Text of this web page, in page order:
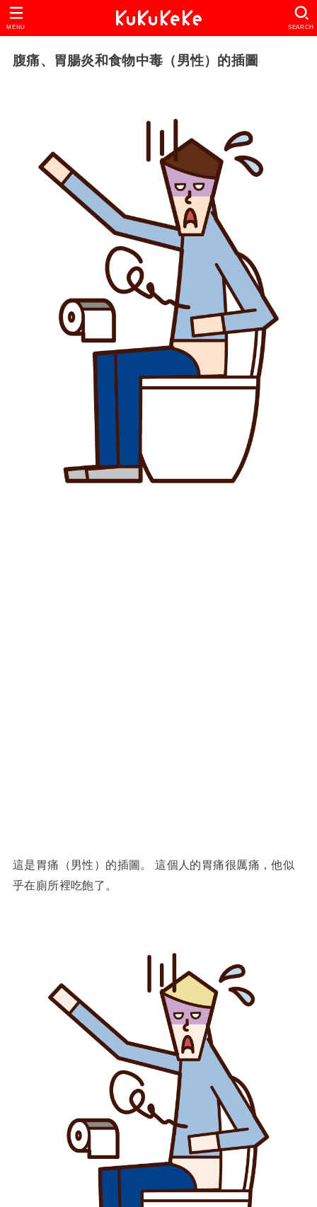
SEARCH
MENU
腹痛、胃腸炎和食物中毒（男性）的插圖
這是胃痛（男性）的插圖。 這個人的胃痛很厲痛，他似
乎在廁所裡吃飽了。